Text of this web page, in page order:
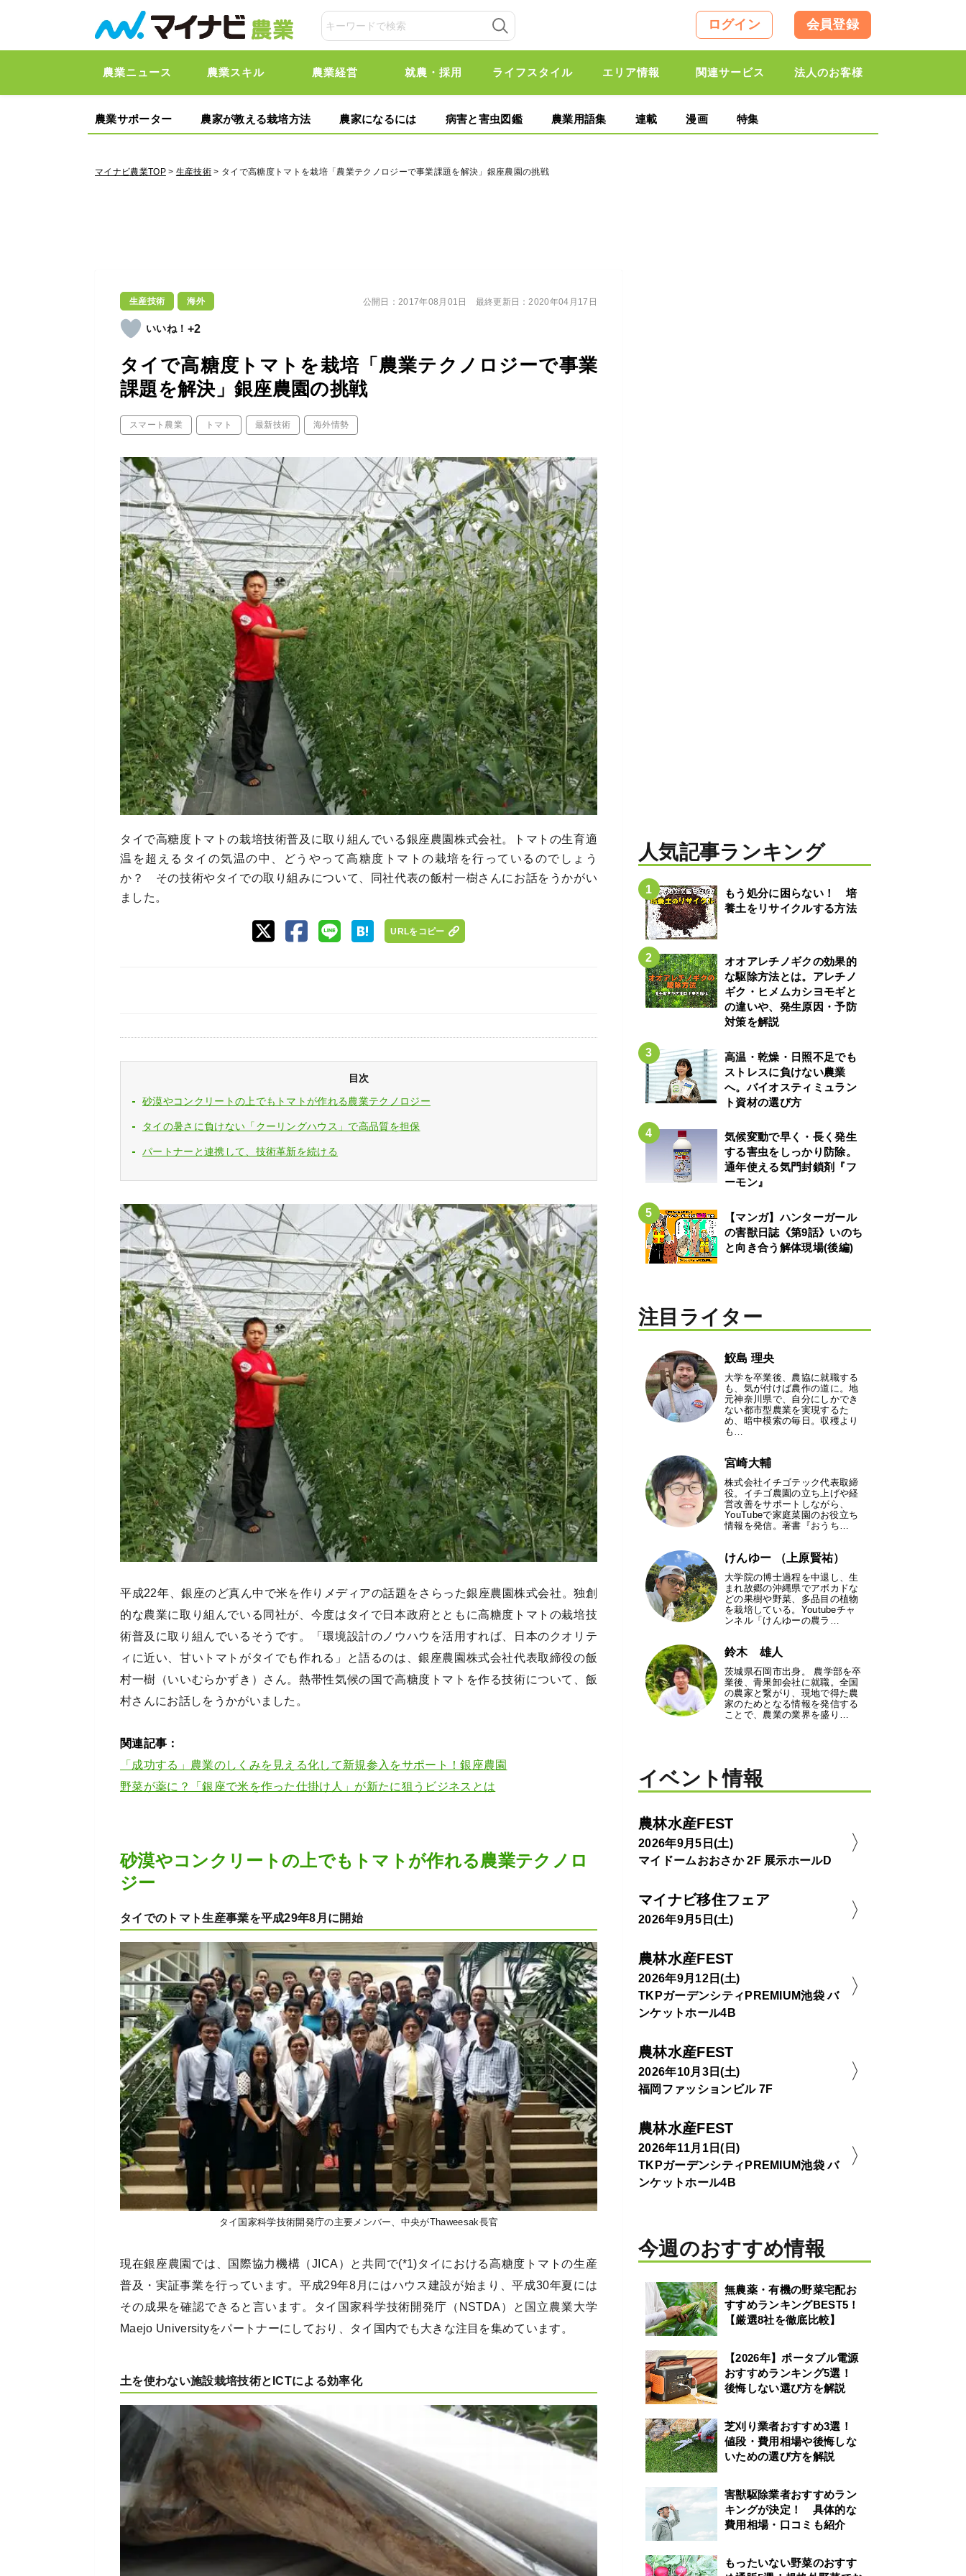
ログイン 会員登録
農業ニュース 農業スキル 農業経営 就農・採用 ライフスタイル エリア情報 関連サービス 法人のお客様
農業サポーター 農家が教える栽培方法 農家になるには 病害と害虫図鑑 農業用語集 連載 漫画 特集
マイナビ農業TOP> 生産技術 > タイで高糖度トマトを栽培「農業テクノロジーで事業課題を解決」銀座農園の挑戦
生産技術 海外
+2
タイで高糖度トマトを栽培「農業テクノロジーで事業
課題を解決」銀座農園の挑戦
スマート農業 トマト 最新技術 海外情勢
公開日：2017年08月01日 最終更新日：2020年04月17日
タイで高糖度トマトの栽培技術普及に取り組んでいる銀座農園株式会社。トマトの生育適
温を超えるタイの気温の中、どうやって高糖度トマトの栽培を行っているのでしょう
か？ その技術やタイでの取り組みについて、同社代表の飯村一樹さんにお話をうかがい
ました。
URLをコピー
目次
砂漠やコンクリートの上でもトマトが作れる農業テクノロジー
タイの暑さに負けない「クーリングハウス」で高品質を担保
パートナーと連携して、技術革新を続ける
平成22年、銀座のど真ん中で米を作りメディアの話題をさらった銀座農園株式会社。独創
的な農業に取り組んでいる同社が、今度はタイで日本政府とともに高糖度トマトの栽培技
術普及に取り組んでいるそうです。「環境設計のノウハウを活用すれば、日本のクオリテ
ィに近い、甘いトマトがタイでも作れる」と語るのは、銀座農園株式会社代表取締役の飯
村一樹（いいむらかずき）さん。熱帯性気候の国で高糖度トマトを作る技術について、飯
村さんにお話しをうかがいました。
関連記事：
「成功する」農業のしくみを見える化して新規参入をサポート！銀座農園
野菜が薬に？「銀座で米を作った仕掛け人」が新たに狙うビジネスとは
砂漠やコンクリートの上でもトマトが作れる農業テクノロ
ジー
タイでのトマト生産事業を平成29年8月に開始
タイ国家科学技術開発庁の主要メンバー、中央がThaweesak長官
現在銀座農園では、国際協力機構（JICA）と共同で(*1)タイにおける高糖度トマトの生産
普及・実証事業を行っています。平成29年8月にはハウス建設が始まり、平成30年夏には
その成果を確認できると言います。タイ国家科学技術開発庁（NSTDA）と国立農業大学
Maejo Universityをパートナーにしており、タイ国内でも大きな注目を集めています。
土を使わない施設栽培技術とICTによる効率化
人気記事ランキング
もう処分に困らない！ 培
養土をリサイクルする方法
オオアレチノギクの効果的
な駆除方法とは。アレチノ
ギク・ヒメムカシヨモギと
の違いや、発生原因・予防
対策を解説
高温・乾燥・日照不足でも
ストレスに負けない農業
へ。バイオスティミュラン
ト資材の選び方
気候変動で早く・長く発生
する害虫をしっかり防除。
通年使える気門封鎖剤『フ
ーモン』
【マンガ】ハンターガール
の害獣日誌《第9話》いのち
と向き合う解体現場(後編)
注目ライター
鮫島 理央
大学を卒業後、農協に就職する
も、気が付けば農作の道に。地
元神奈川県で、自分にしかでき
ない都市型農業を実現するた
め、暗中模索の毎日。収穫より
も…
宮崎大輔
株式会社イチゴテック代表取締
役。イチゴ農園の立ち上げや経
営改善をサポートしながら、
YouTubeで家庭菜園のお役立ち
情報を発信。著書『おうち…
けんゆー （上原賢祐）
大学院の博士過程を中退し、生
まれ故郷の沖縄県でアボカドな
どの果樹や野菜、多品目の植物
を栽培している。Youtubeチャ
ンネル「けんゆーの農ラ…
鈴木 雄人
茨城県石岡市出身。 農学部を卒
業後、青果卸会社に就職。全国
の農家と繋がり、現地で得た農
家のためとなる情報を発信する
ことで、農業の業界を盛り…
イベント情報
農林水産FEST
2026年9月5日(土)
マイドームおおさか 2F 展示ホールD
マイナビ移住フェア
2026年9月5日(土)
農林水産FEST
2026年9月12日(土)
TKPガーデンシティPREMIUM池袋 バ
ンケットホール4B
農林水産FEST
2026年10月3日(土)
福岡ファッションビル 7F
農林水産FEST
2026年11月1日(日)
TKPガーデンシティPREMIUM池袋 バ
ンケットホール4B
今週のおすすめ情報
無農薬・有機の野菜宅配お
すすめランキングBEST5！
【厳選8社を徹底比較】
【2026年】ポータブル電源
おすすめランキング5選！
後悔しない選び方を解説
芝刈り業者おすすめ3選！
値段・費用相場や後悔しな
いための選び方を解説
害獣駆除業者おすすめラン
キングが決定！ 具体的な
費用相場・口コミも紹介
もったいない野菜のおすす